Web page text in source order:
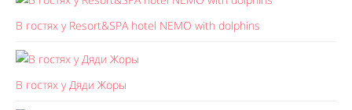
В гостях у Resort&SPA hotel NEMO with dolphins
В гостях у Дяди Жоры